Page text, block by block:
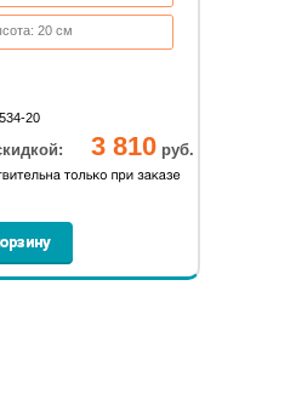
20 см
20
3 810 руб.